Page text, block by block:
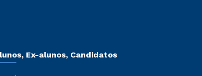
Ex-alunos, Candidatos